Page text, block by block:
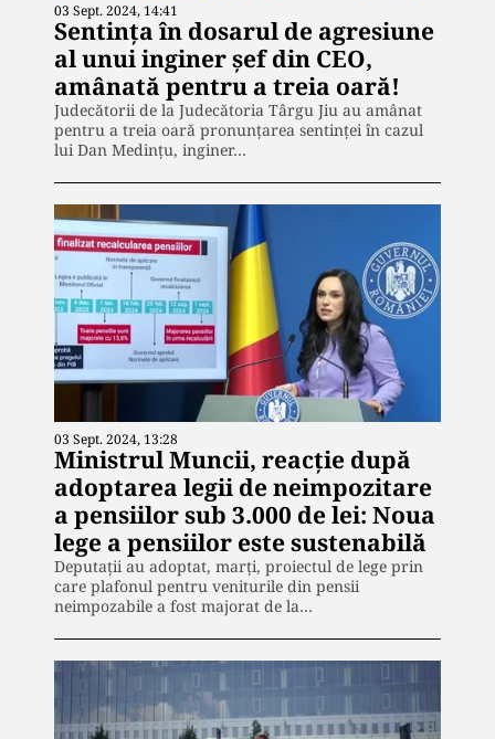
03 Sept. 2024, 14:41
Sentința în dosarul de agresiune
al unui inginer șef din CEO,
amânată pentru a treia oară!
Judecătorii de la Judecătoria Târgu Jiu au amânat
pentru a treia oară pronunțarea sentinței în cazul
lui Dan Medințu, inginer…
03 Sept. 2024, 13:28
Ministrul Muncii, reacție după
adoptarea legii de neimpozitare
a pensiilor sub 3.000 de lei: Noua
lege a pensiilor este sustenabilă
Deputații au adoptat, marți, proiectul de lege prin
care plafonul pentru veniturile din pensii
neimpozabile a fost majorat de la…